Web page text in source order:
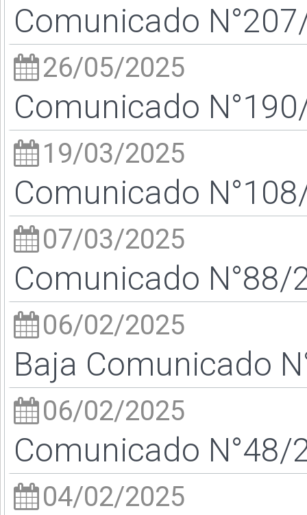
Comunicado
26/05/2025
Comunicado
19/03/2025
Comunicado
07/03/2025
Comunicado N°88/
06/02/2025
Baja Comunicado
06/02/2025
Comunicado N°48/
04/02/2025